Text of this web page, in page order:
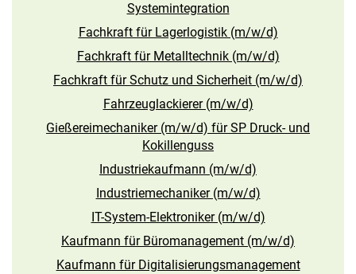
Systemintegration
Fachkraft für Lagerlogistik (m/w/d)
Fachkraft für Metalltechnik (m/w/d)
Fachkraft für Schutz und Sicherheit (m/w/d)
Fahrzeuglackierer (m/w/d)
Gießereimechaniker (m/w/d) für SP Druck- und
Kokillenguss
Industriekaufmann (m/w/d)
Industriemechaniker (m/w/d)
IT-System-Elektroniker (m/w/d)
Kaufmann für Büromanagement (m/w/d)
Kaufmann für Digitalisierungsmanagement